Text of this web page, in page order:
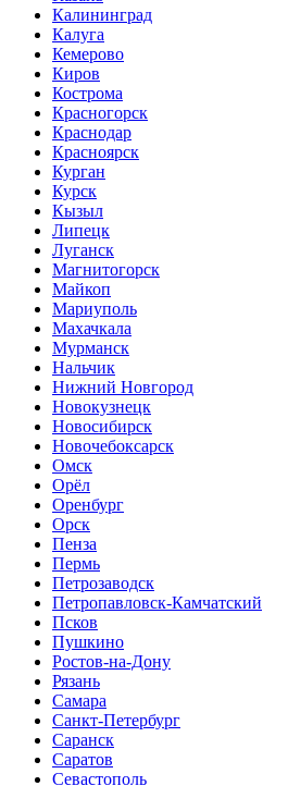
Калининград
Калуга
Кемерово
Киров
Кострома
Красногорск
Краснодар
Красноярск
Курган
Курск
Кызыл
Липецк
Луганск
Магнитогорск
Майкоп
Мариуполь
Махачкала
Мурманск
Нальчик
Нижний Новгород
Новокузнецк
Новосибирск
Новочебоксарск
Омск
Орёл
Оренбург
Орск
Пенза
Пермь
Петрозаводск
Петропавловск-Камчатский
Псков
Пушкино
Ростов-на-Дону
Рязань
Самара
Санкт-Петербург
Саранск
Саратов
Севастополь